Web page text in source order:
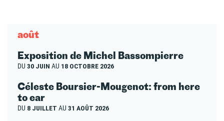
août
Exposition de Michel Bassompierre
DU 30 JUIN AU 18 OCTOBRE 2026
Céleste Boursier-Mougenot: from here
to ear
DU 8 JUILLET AU 31 AOÛT 2026